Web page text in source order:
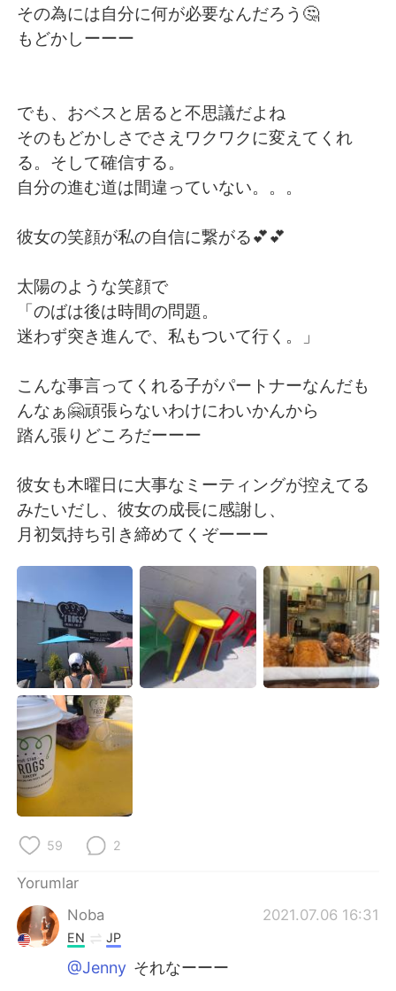
その為には自分に何が必要なんだろう🤔
もどかしーーー
でも、おベスと居ると不思議だよね
そのもどかしさでさえワクワクに変えてくれ
る。そして確信する。
自分の進む道は間違っていない。。。
彼女の笑顔が私の自信に繋がる💕💕
太陽のような笑顔で
「のばは後は時間の問題。
迷わず突き進んで、私もついて行く。」
こんな事言ってくれる子がパートナーなんだも
んなぁ🤗頑張らないわけにわいかんから
踏ん張りどころだーーー
彼女も木曜日に大事なミーティングが控えてる
みたいだし、彼女の成長に感謝し、
月初気持ち引き締めてくぞーーー
59 2
Yorumlar
Noba
2021.07.06 16:31
EN JP
@Jenny それなーーー